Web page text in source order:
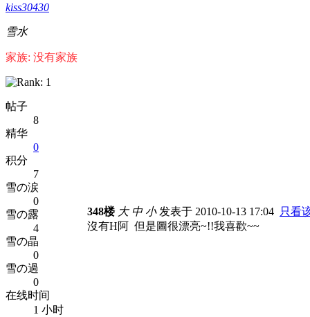
kiss30430
雪水
家族: 没有家族
帖子
8
精华
0
积分
7
雪の涙
0
雪の露
4
雪の晶
0
雪の過
0
在线时间
1 小时
348楼 大 中 小发表于 2010-10-13 17:04 只看
沒有H阿 但是圖很漂亮~!!我喜歡~~